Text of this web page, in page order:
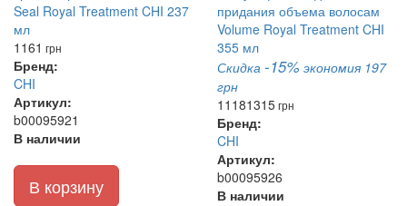
1161 грн
Бренд:
CHI
Артикул:
b00095921
В наличии
В корзину
Скидка -15% экономия 197
грн
11181315грн
Бренд:
CHI
Артикул:
b00095926
В наличии